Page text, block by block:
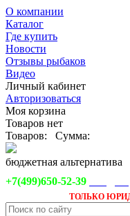
О компании
Каталог
Где купить
Новости
Отзывы рыбаков
Видео
Личный кабинет
Авторизоваться
Моя корзина
Товаров нет
Товаров:
Сумма:
бюджетная альтернатива
+7(499)650-52-39
ТОЛЬКО